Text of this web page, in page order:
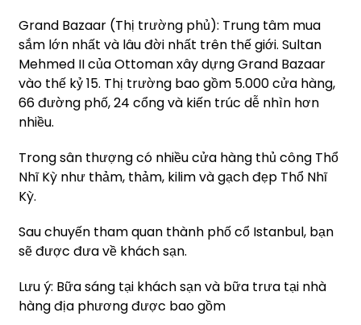
Grand Bazaar (Thị trường phủ): Trung tâm mua
sắm lớn nhất và lâu đời nhất trên thế giới. Sultan
Mehmed II của Ottoman xây dựng Grand Bazaar
vào thế kỷ 15. Thị trường bao gồm 5.000 cửa hàng,
66 đường phố, 24 cổng và kiến trúc dễ nhìn hơn
nhiều.
Trong sân thượng có nhiều cửa hàng thủ công Thổ
Nhĩ Kỳ như thảm, thảm, kilim và gạch đẹp Thổ Nhĩ
Kỳ.
Sau chuyến tham quan thành phố cổ Istanbul, bạn
sẽ được đưa về khách sạn.
Lưu ý: Bữa sáng tại khách sạn và bữa trưa tại nhà
hàng địa phương được bao gồm